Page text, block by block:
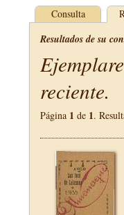
Consulta
Resultados de su
reciente.
Página 1 de 1.